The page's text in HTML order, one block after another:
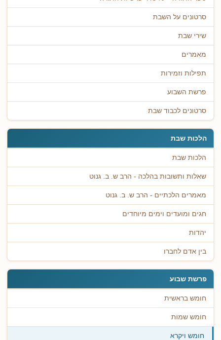
סרטונים על השבת
שירי שבת
מאמרים
תפילות וזמירות
פרשת השבוע
סרטונים לכבוד שבת
הלכות שבת
הלכות שבת
שאלות ותשובות בהלכה - הרב ש. ב. גנוט
מאמרים הלכתיים - הרב ש. ב. גנוט
חגים ומועדים וימים מיוחדים
יהדות
בין אדם לחברו
פרשת שבוע
חומש בראשית
חומש שמות
חומש ויקרא